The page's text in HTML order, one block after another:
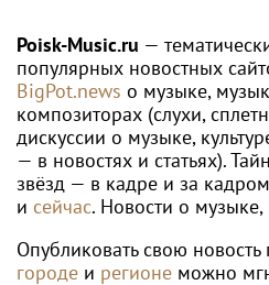
России
Poisk-Music.ru —
популярных новостных
BigPot.news о музыке,
композиторах (слухи,
дискуссии о музыке,
— в новостях и статьях).
звёзд — в кадре и за
и сейчас. Новости о музыке,
Опубликовать свою новость
городе и регионе можно